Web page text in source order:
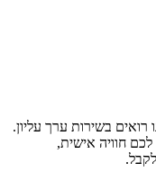
בשירות ערך עליון.
חוויה אישית,